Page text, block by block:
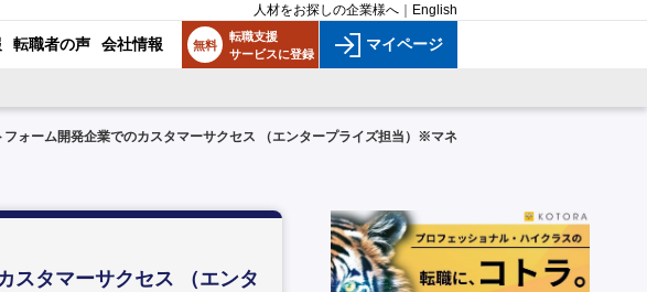
人材をお探しの企業様へ English
転職者の声 会社情報 無料
転職支援
サービスに登録
マイページ
ォーム開発企業でのカスタマーサクセス （エンタープライズ担当）※マネ
スタマーサクセス （エンタ